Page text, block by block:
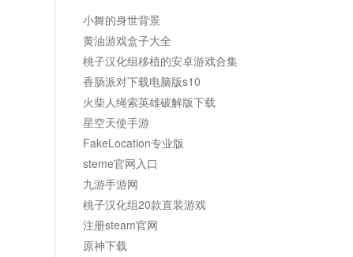
小舞的身世背景
黄油游戏盒子大全
桃子汉化组移植的安卓游戏合集
香肠派对下载电脑版s10
火柴人绳索英雄破解版下载
星空天使手游
FakeLocation专业版
steme官网入口
九游手游网
桃子汉化组20款直装游戏
注册steam官网
原神下载